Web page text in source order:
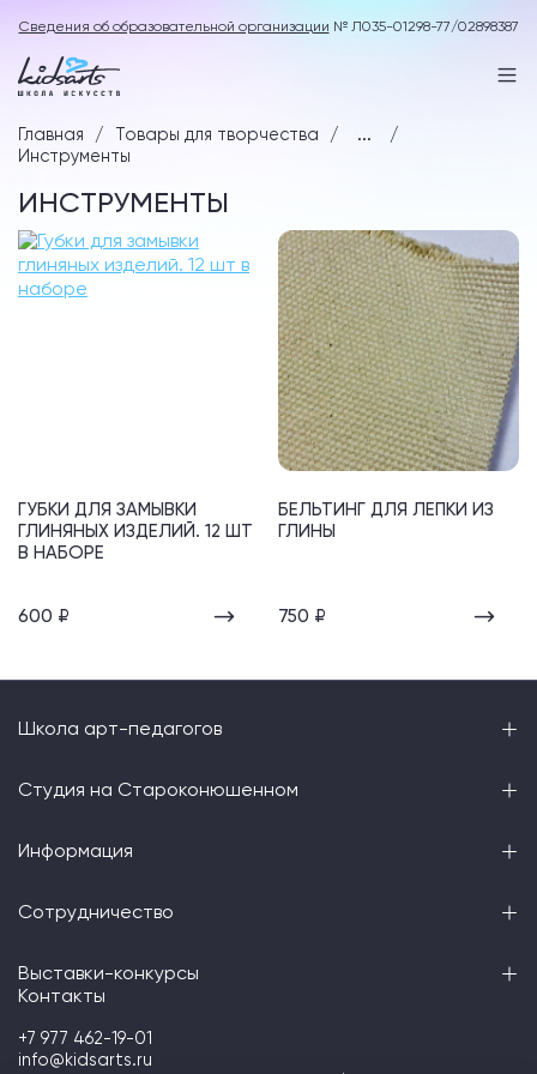
Сведения об образовательной организации № Л035-01298-77/02898387
Главная Товары для творчества
...
Инструменты
ИНСТРУМЕНТЫ
ГУБКИ ДЛЯ ЗАМЫВКИ
ГЛИНЯНЫХ ИЗДЕЛИЙ. 12 ШТ
В НАБОРЕ
600 ₽
БЕЛЬТИНГ ДЛЯ ЛЕПКИ ИЗ
ГЛИНЫ
750 ₽
Школа арт-педагогов
Студия на Староконюшенном
Информация
Сотрудничество
Выставки-конкурсы
Контакты
+7 977 462-19-01
info@kidsarts.ru